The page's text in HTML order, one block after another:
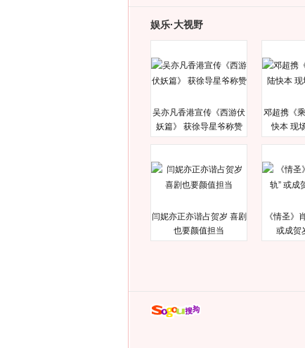
娱乐·大视野
吴亦凡香港宣传《西游伏
妖篇》 获徐导星爷称赞
邓超携《
快本 现
闫妮亦正亦谐占贺岁 喜剧
也要颜值担当
《情圣》
或成贺